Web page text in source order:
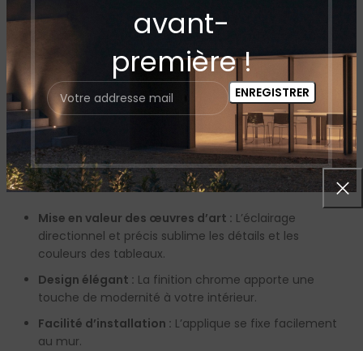
avant-
première !
Température de couleur : (Information à vérifier sur
la fiche technique du produit).Généralement,une
température de couleur blanc chaud (environ
2700-3000K) est recommandée pour un rendu
chaleureux et fidèle des couleurs.
Lumens:
(Information à vérifier sur la fiche
technique du produit).
Avantages (H2) :
Mise en valeur des œuvres d’art : L’éclairage
directionnel et précis sublime les détails et les
couleurs des tableaux.
Design élégant : La finition chrome apporte une
touche de modernité à votre intérieur.
Facilité d’installation : L’applique se fixe facilement
au mur.